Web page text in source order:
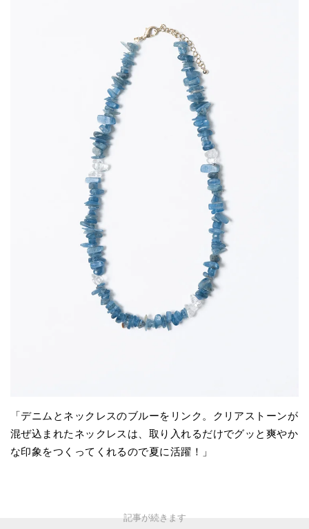
「デニムとネックレスのブルーをリンク。クリアストーンが
混ぜ込まれたネックレスは、取り入れるだけでグッと爽やか
な印象をつくってくれるので夏に活躍！」